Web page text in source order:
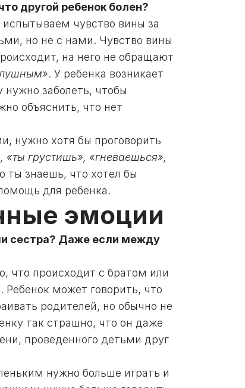
другой ребенок болен?
чувство вины за
но не с нами. Чувство вины
на него не обращают
. У ребенка возникает
заболеть, чтобы
объяснить, что нет
нужно хотя бы проговорить
«ты грустишь», «гневаешься»,
ты знаешь, что хотел бы
для ребенка.
эмоции
сестра? Даже если между
что происходит с братом или
может говорить, что
родителей, но обычно не
так страшно, что он даже
проведенного детьми друг
нужно больше играть и